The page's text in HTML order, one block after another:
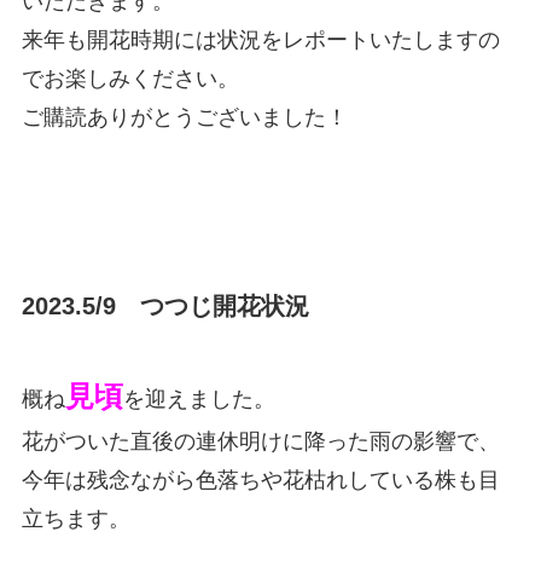
来年も開花時期には状況をレポートいたしますの
でお楽しみください。
ご購読ありがとうございました！
2023.5/9 つつじ開花状況
概ね 見頃を迎えました。
花がついた直後の連休明けに降った雨の影響で、
今年は残念ながら色落ちや花枯れしている株も目
立ちます。